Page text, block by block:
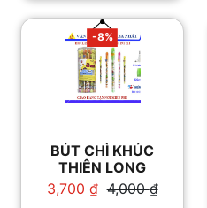
-8%
BÚT CHÌ KHÚC
THIÊN LONG
4,000₫
Giá
3,700 ₫ Giá